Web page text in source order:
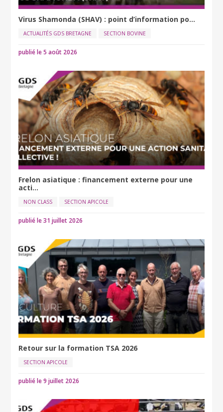
Virus Shamonda (SHAV) : point d’information po...
ACTUALITÉS GDS BRETAGNE SECTION BOVINE
publié le 5 août 2026
Frelon asiatique : financement externe pour une
acti...
NON CLASS SECTION APICOLE
publié le 31 juillet 2026
Retour sur la formation TSA 2026
SECTION APICOLE
publié le 9 juillet 2026